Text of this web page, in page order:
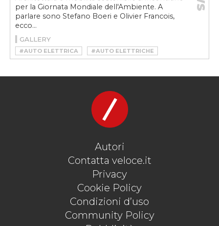
per la Giornata Mondiale dell'Ambiente. A
parlare sono Stefano Boeri e Olivier Francois,
ecco...
GALLERY
#AUTO ELETTRICA
#AUTO ELETTRICHE
#FIAT
#FIAT ELETTRICA
#STEFANO BOERI
#VELOCEKW
Autori
Contatta veloce.it
Privacy
Cookie Policy
Condizioni d’uso
Community Policy